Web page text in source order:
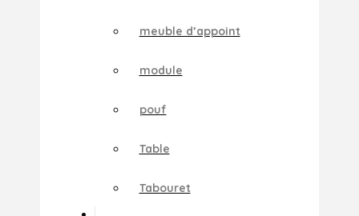
meuble d’appoint
module
pouf
Table
Tabouret